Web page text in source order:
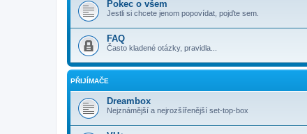
Pokec o všem
Jestli si chcete jenom popovídat, pojďte sem.
FAQ
Často kladené otázky, pravidla...
PŘIJÍMAČE
Dreambox
Nejznámější a nejrozšířenější set-top-box